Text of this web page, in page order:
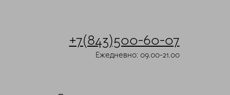
+7(843)500-60-07
Ежедневно: 09.00-21.00